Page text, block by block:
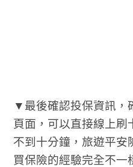
▼最後確認投保資訊，
頁面，可以直接線上刷
不到十分鐘，旅遊平安
買保險的經驗完全不一